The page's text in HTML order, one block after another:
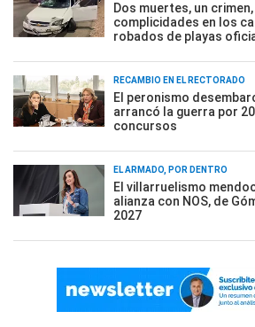
Dos muertes, un
complicidades en los
robados de playas
RECAMBIO EN EL RECTORADO
El peronismo
arrancó la guerra por
concursos
EL ARMADO, POR DENTRO
El villarruelismo
alianza con NOS, de
2027